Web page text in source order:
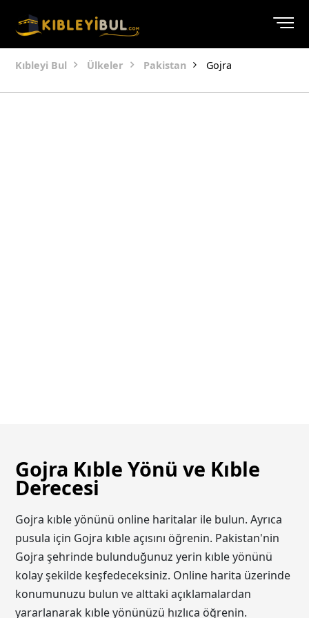
Kıbleyi Bul Ülkeler Pakistan Gojra
Gojra Kıble Yönü ve Kıble
Derecesi
Gojra kıble yönünü online haritalar ile bulun. Ayrıca
pusula için Gojra kıble açısını öğrenin. Pakistan'nin
Gojra şehrinde bulunduğunuz yerin kıble yönünü
kolay şekilde keşfedeceksiniz. Online harita üzerinde
konumunuzu bulun ve alttaki açıklamalardan
yararlanarak kıble yönünüzü hızlıca öğrenin.